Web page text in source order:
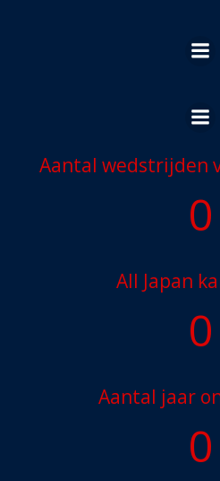
de
Aantal wedstrijden
0
All Japan
0
Aantal jaar
0